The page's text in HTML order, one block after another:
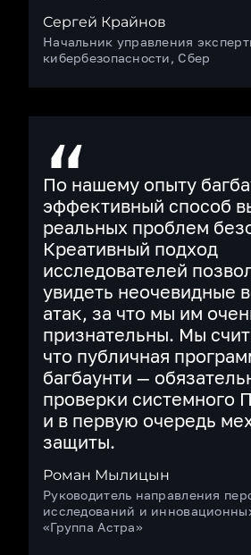
Сергей Крайнов
Начальник управления
кибербезопасности, Сбер
По нашему опыту
эффективный способ
реальных проблем
Креативный подход
исследователей
увидеть неочевидные
атак, за что мы им
признательны. Мы
что публичная
багбаунти —
проверки системного
и в первую очередь
защиты.
Роман Мылицын
Руководитель направления
исследований и
«Группа Астра»